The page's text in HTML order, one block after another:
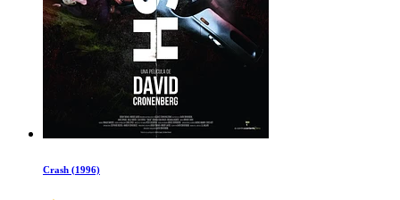
Crash (1996)